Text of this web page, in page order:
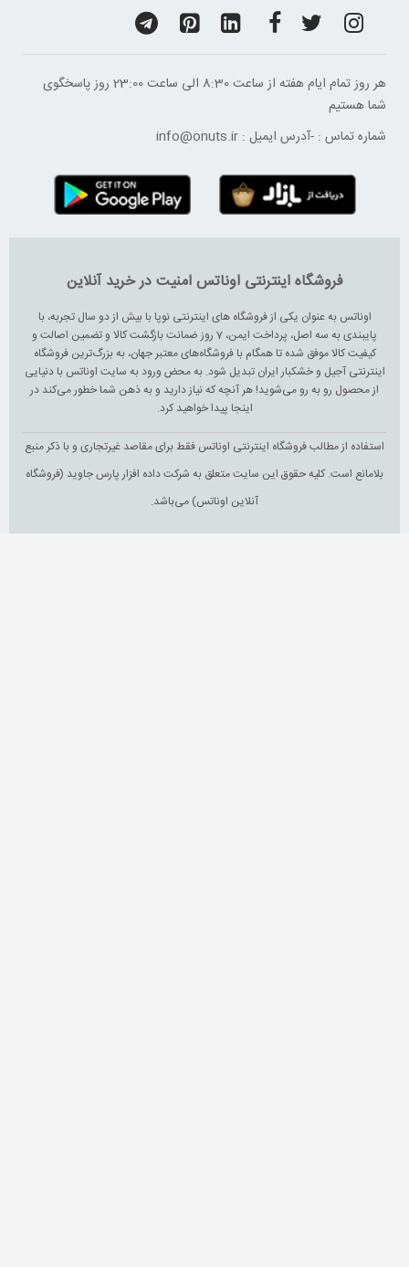
هر روز تمام ایام هفته از ساعت 8:30 الی ساعت 23:00 ‌روز پاسخگوی
شما هستیم
شماره تماس : -آدرس ایمیل : info@onuts.ir
فروشگاه اینترنتی اوناتس امنیت در خرید آنلاین
اوناتس به عنوان یکی از فروشگاه های اینترنتی نوپا با بیش از دو سال تجربه، با
پایبندی به سه اصل، پرداخت ایمن، 7 روز ضمانت بازگشت کالا و تضمین اصالت و
کیفیت کالا موفق شده تا همگام با فروشگاه‌های معتبر جهان، به بزرگ‌ترین فروشگاه
اینترنتی آجیل و خشکبار ایران تبدیل شود. به محض ورود به سایت اوناتس با دنیایی
از محصول رو به رو می‌شوید! هر آنچه که نیاز دارید و به ذهن شما خطور می‌کند در
اینجا پیدا خواهید کرد.
استفاده از مطالب فروشگاه اینترنتی اوناتس فقط برای مقاصد غیرتجاری و با ذکر منبع
بلامانع است. کلیه حقوق این سایت متعلق به شرکت داده افزار پارس جاوید (فروشگاه
آنلاین اوناتس) می‌باشد.